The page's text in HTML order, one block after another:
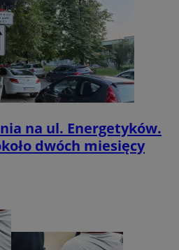
na ul. Energetyków.
dwóch miesięcy